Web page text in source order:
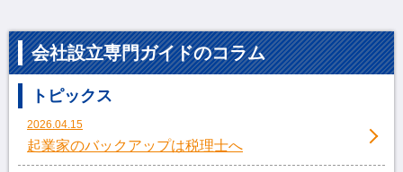
会社設立専門ガイドのコラム
トピックス
2026.04.15
起業家のバックアップは税理士へ